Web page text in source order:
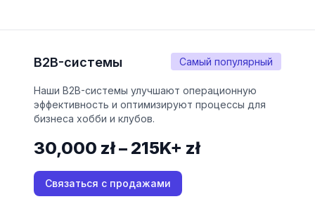
Самый популярный
B2B-системы
Наши B2B-системы улучшают операционную
эффективность и оптимизируют процессы для
бизнеса хобби и клубов.
30,000 zł – 215K+ zł
Связаться с продажами